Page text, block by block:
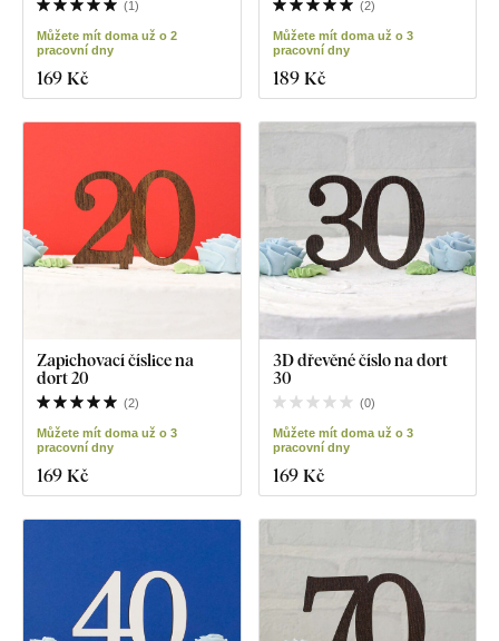
(1)
Můžete mít doma už o 2
pracovní dny
169 Kč
(2)
Můžete mít doma už o 3
pracovní dny
189 Kč
Zapichovací číslice na
dort 20
(2)
Můžete mít doma už o 3
pracovní dny
169 Kč
3D dřevěné číslo na dort
30
(0)
Můžete mít doma už o 3
pracovní dny
169 Kč